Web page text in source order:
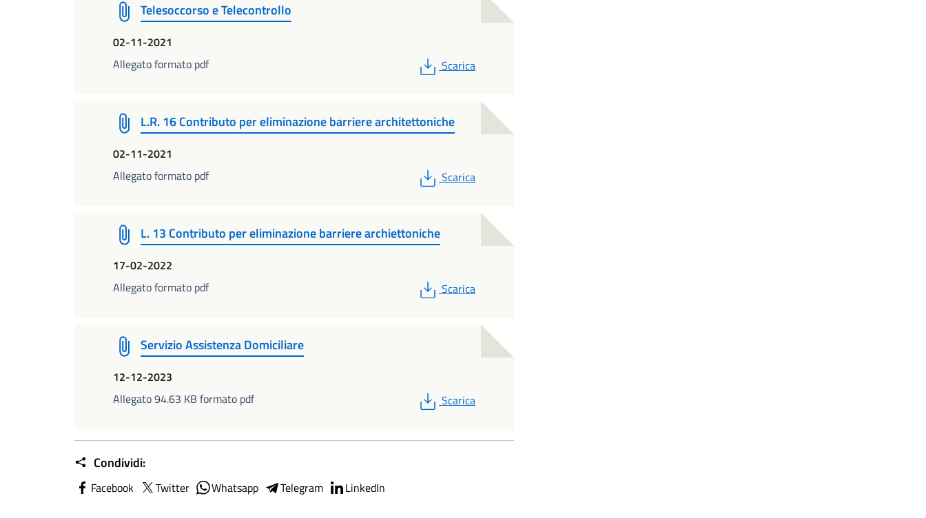
Telesoccorso e Telecontrollo
02-11-2021
Allegato formato pdf
PDF
Scarica
L.R. 16 Contributo per eliminazione barriere architettoniche
02-11-2021
Allegato formato pdf
PDF
Scarica
L. 13 Contributo per eliminazione barriere archiettoniche
17-02-2022
Allegato formato pdf
PDF
Scarica
Servizio Assistenza Domiciliare
12-12-2023
Allegato 94.63 KB formato pdf
PDF
Scarica
Condividi:
Facebook Twitter Whatsapp Telegram LinkedIn